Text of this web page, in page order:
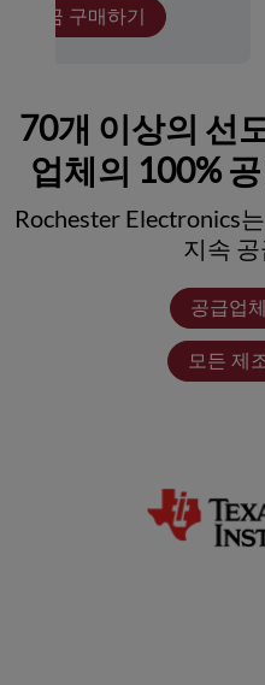
지금 구매하기
70개 이상의 선
업체의 100%
Rochester Electronics
지속
공급업
모든 제